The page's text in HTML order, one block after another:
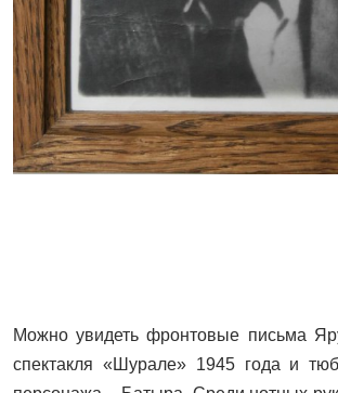
Можно увидеть фронтовые письма
спектакля «Шурале» 1945 года и